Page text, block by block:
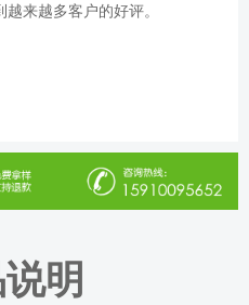
来越多客户的好评。
明